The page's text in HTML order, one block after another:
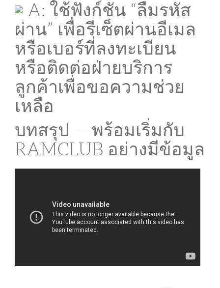
A: ใช้ฟังก์ชัน “ลืมรหัส
ผ่าน” เพื่อรีเซ็ตผ่านอีเมล
หรือเบอร์ที่ลงทะเบียน
หรือติดต่อฝ่ายบริการ
ลูกค้าเพื่อขอความช่วย
เหลือ
บทสรุป — พร้อมเริ่มกับ
RAMCLUB อย่างมีข้อมูล